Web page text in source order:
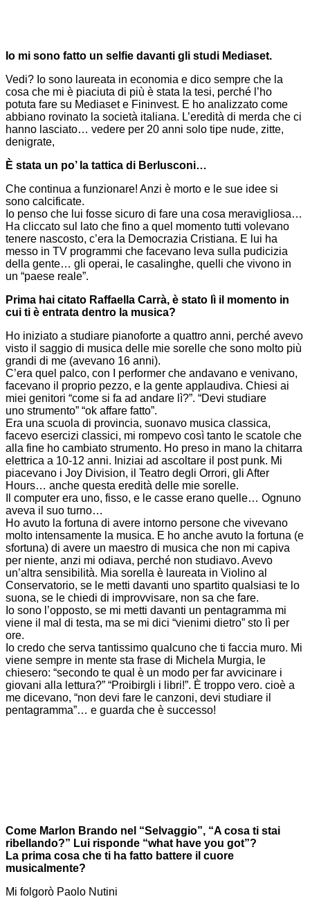
Io mi sono fatto un selfie davanti gli studi Mediaset.
Vedi? Io sono laureata in economia e dico sempre che la
cosa che mi è piaciuta di più è stata la tesi, perché l’ho
potuta fare su Mediaset e Fininvest. E ho analizzato come
abbiano rovinato la società italiana. L’eredità di merda che ci
hanno lasciato… vedere per 20 anni solo tipe nude, zitte,
denigrate,
È stata un po’ la tattica di Berlusconi…
Che continua a funzionare! Anzi è morto e le sue idee si
sono calcificate.
Io penso che lui fosse sicuro di fare una cosa meravigliosa…
Ha cliccato sul lato che fino a quel momento tutti volevano
tenere nascosto, c’era la Democrazia Cristiana. E lui ha
messo in TV programmi che facevano leva sulla pudicizia
della gente… gli operai, le casalinghe, quelli che vivono in
un “paese reale”.
Prima hai citato Raffaella Carrà, è stato lì il momento in
cui ti è entrata dentro la musica?
Ho iniziato a studiare pianoforte a quattro anni, perché avevo
visto il saggio di musica delle mie sorelle che sono molto più
grandi di me (avevano 16 anni).
C’era quel palco, con I performer che andavano e venivano,
facevano il proprio pezzo, e la gente applaudiva. Chiesi ai
miei genitori “come si fa ad andare lì?”. “Devi studiare
uno strumento” “ok affare fatto”.
Era una scuola di provincia, suonavo musica classica,
facevo esercizi classici, mi rompevo così tanto le scatole che
alla fine ho cambiato strumento. Ho preso in mano la chitarra
elettrica a 10-12 anni. Iniziai ad ascoltare il post punk. Mi
piacevano i Joy Division, il Teatro degli Orrori, gli After
Hours… anche questa eredità delle mie sorelle.
Il computer era uno, fisso, e le casse erano quelle… Ognuno
aveva il suo turno…
Ho avuto la fortuna di avere intorno persone che vivevano
molto intensamente la musica. E ho anche avuto la fortuna (e
sfortuna) di avere un maestro di musica che non mi capiva
per niente, anzi mi odiava, perché non studiavo. Avevo
un’altra sensibilità. Mia sorella è laureata in Violino al
Conservatorio, se le metti davanti uno spartito qualsiasi te lo
suona, se le chiedi di improvvisare, non sa che fare.
Io sono l’opposto, se mi metti davanti un pentagramma mi
viene il mal di testa, ma se mi dici “vienimi dietro” sto lì per
ore.
Io credo che serva tantissimo qualcuno che ti faccia muro. Mi
viene sempre in mente sta frase di Michela Murgia, le
chiesero: “secondo te qual è un modo per far avvicinare i
giovani alla lettura?” “Proibirgli i libri!”. È troppo vero. cioè a
me dicevano, “non devi fare le canzoni, devi studiare il
pentagramma”… e guarda che è successo!
Come Marlon Brando nel “Selvaggio”, “A cosa ti stai
ribellando?” Lui risponde “what have you got”?
La prima cosa che ti ha fatto battere il cuore
musicalmente?
Mi folgorò Paolo Nutini